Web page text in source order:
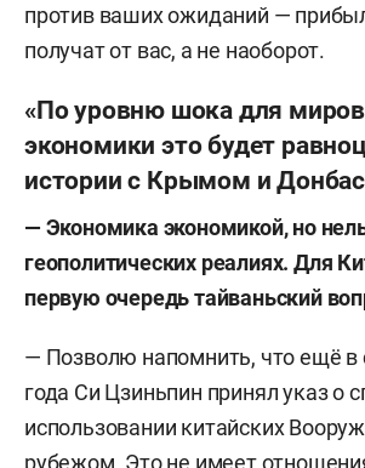
против ваших ожиданий —
получат от вас, а не наоборот.
«По уровню шока для
экономики это будет
истории с Крымом и
— Экономика экономикой, но
геополитических реалиях. Для
первую очередь тайваньский
— Позволю напомнить, что ещё в
года Си Цзиньпин принял указ о
использовании китайских
рубежом. Это не имеет